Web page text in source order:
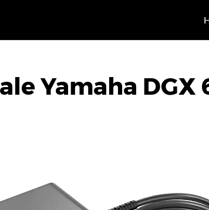
Yamaha DGX